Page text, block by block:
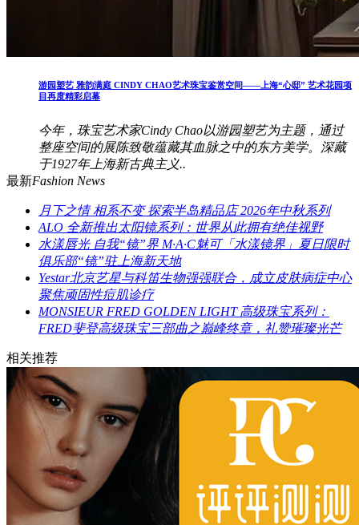
游园塑艺 雅韵满庭 CINDY CHAO艺术珠宝鉴赏空间——上海“心邸” 艺术花园项
目再度精彩启幕
今年，珠宝艺术家Cindy Chao以游园塑艺为主题，通过
整座空间的展陈致敬蕴藏其血脉之中的东方美学。深藏
于1927年上海新古典主义..
最新Fashion News
月下之情 相系不变 探索半岛精品店 2026年中秋系列
ALO 全新推出太阳镜系列：世界从此拥有绝佳视野
水漾唇光 自我“镜”界 M·A·C魅可「水漾镜界」夏日限时
俱乐部“镜”驻上海新天地
Yestar北京艺星与科笛生物强强联合，成立皮肤病症中心
聚焦顽固性痘肌诊疗
MONSIEUR FRED GOLDEN LIGHT 高级珠宝系列：
FRED斐登高级珠宝三部曲之巅峰终章，礼赞璀璨光芒
相关推荐